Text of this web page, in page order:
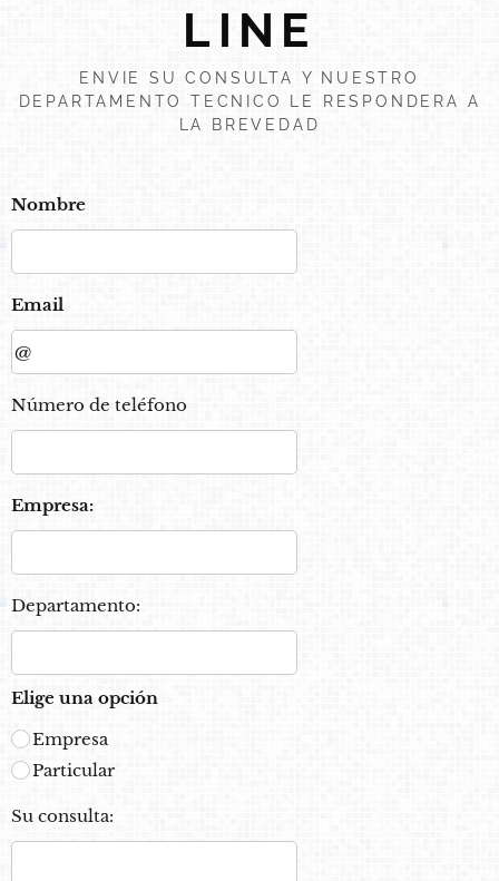
LINE
ENVIE SU CONSULTA Y NUESTRO
DEPARTAMENTO TECNICO LE RESPONDERA A
LA BREVEDAD
Nombre
Email
Número de teléfono
Empresa:
Departamento:
Elige una opción
Empresa
Particular
Su consulta: